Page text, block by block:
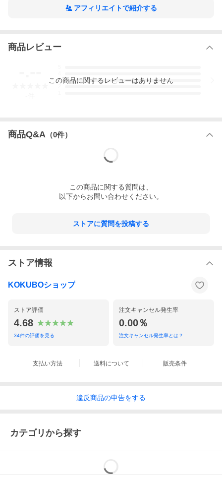
アフィリエイトで紹介する
商品レビュー
3
この商品に関するレビューはありません
商品Q&A （0件）
この商品に関する質問は、
以下からお問い合わせください。
ストアに質問を投稿する
ストア情報
KOKUBOショップ
ストア評価
4.68
34件の評価を見る
注文キャンセル発生率
0.00％
注文キャンセル発生率とは？
支払い方法 送料について 販売条件
違反商品の申告をする
カテゴリから探す